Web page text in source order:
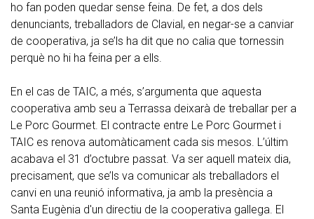
ho fan poden quedar sense feina. De fet, a dos dels
denunciants, treballadors de Clavial, en negar-se a canviar
de cooperativa, ja se’ls ha dit que no calia que tornessin
perquè no hi ha feina per a ells.
En el cas de TAIC, a més, s’argumenta que aquesta
cooperativa amb seu a Terrassa deixarà de treballar per a
Le Porc Gourmet. El contracte entre Le Porc Gourmet i
TAIC es renova automàticament cada sis mesos. L’últim
acabava el 31 d’octubre passat. Va ser aquell mateix dia,
precisament, que se’ls va comunicar als treballadors el
canvi en una reunió informativa, ja amb la presència a
Santa Eugènia d'un directiu de la cooperativa gallega. El